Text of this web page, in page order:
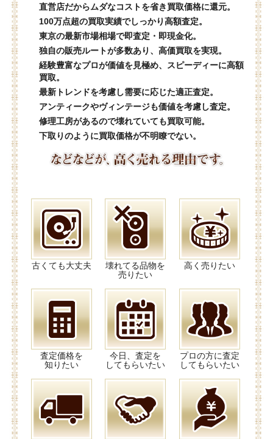
直営店だからムダなコストを省き買取価格に還元。
100万点超の買取実績でしっかり高額査定。
東京の最新市場相場で即査定・即現金化。
独自の販売ルートが多数あり、高価買取を実現。
経験豊富なプロが価値を見極め、スピーディーに高額
買取。
最新トレンドを考慮し需要に応じた適正査定。
アンティークやヴィンテージも価値を考慮し査定。
修理工房があるので壊れていても買取可能。
下取りのように買取価格が不明瞭でない。
古くても大丈夫
壊れてる品物を
売りたい
高く売りたい
査定価格を
知りたい
今日、査定を
してもらいたい
プロの方に査定
してもらいたい